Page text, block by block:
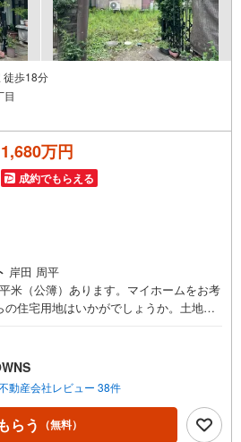
徒歩18分
目
1,680万円
成約でもらえる
岸田 周平
米（公簿）あります。マイホームをお考
の住宅用地はいかがでしょうか。土地購
以外の建築物も建てることが可能で、
緩いのが第一種住居地域です。【年中
人気物件は特にお問い合わせが集中す
電話下さい。「室内・現地を見学す
予約頂くとご見学がスムーズです。■その
承っております。○住宅ローンのご相談○
動産会社レビュー 38件
らう （無料）